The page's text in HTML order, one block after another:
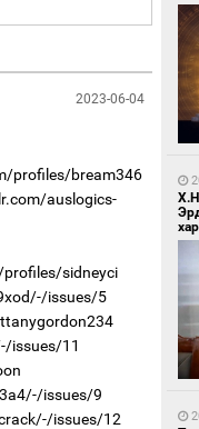
2023-06-04
profiles/bream346
auslogics-
sidneyci
issues/5
issues/11
issues/9
issues/12